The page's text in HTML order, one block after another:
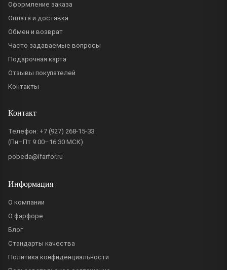
Оформление заказа
Оплата и доставка
Обмен и возврат
Часто задаваемые вопросы
Подарочная карта
Отзывы покупателей
Контакты
Контакт
Телефон: +7 (927) 268-15-33
(Пн–Пт 9:00–16:30 МСК)
pobeda@ifarfor.ru
Информация
О компании
О фарфоре
Блог
Стандарты качества
Политика конфиденциальности